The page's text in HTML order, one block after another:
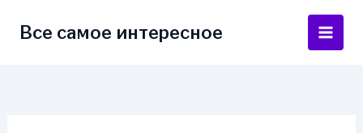
Все самое интересное
Main